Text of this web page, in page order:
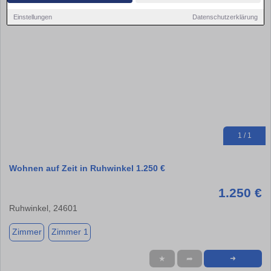
Einstellungen Datenschutzerklärung
1 / 1
Wohnen auf Zeit in Ruhwinkel 1.250 €
1.250 €
Ruhwinkel, 24601
Zimmer Zimmer 1
★ ➦ ➜